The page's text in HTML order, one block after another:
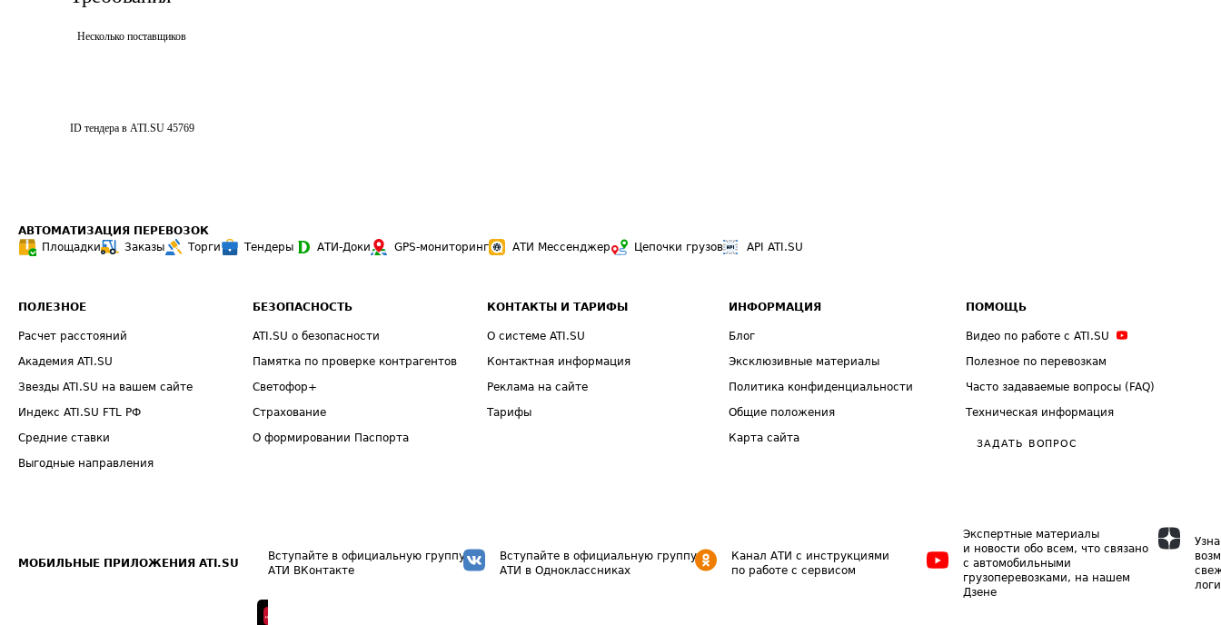
Несколько поставщиков
ID тендера в ATI.SU 45769
АВТОМАТИЗАЦИЯ ПЕРЕВОЗОК
Площадки
Заказы Торги Тендеры АТИ-Доки GPS-мониторинг АТИ Мессенджер Цепочки грузов API ATI.SU
ПОЛЕЗНОЕ
Расчет расстояний
Академия ATI.SU
Звезды ATI.SU на вашем сайте
Индекс ATI.SU FTL РФ
Средние ставки
Выгодные направления
БЕЗОПАСНОСТЬ
ATI.SU о безопасности
Памятка по проверке контрагентов
Светофор+
Страхование
О формировании Паспорта
КОНТАКТЫ И ТАРИФЫ
О системе ATI.SU
Контактная информация
Реклама на сайте
Тарифы
ИНФОРМАЦИЯ
Блог
Эксклюзивные материалы
Политика конфиденциальности
Общие положения
Карта сайта
ПОМОЩЬ
Видео по работе с ATI.SU
Полезное по перевозкам
Часто задаваемые вопросы (FAQ)
Техническая информация
ЗАДАТЬ ВОПРОС
МОБИЛЬНЫЕ ПРИЛОЖЕНИЯ ATI.SU
Вступайте в официальную группу
АТИ ВКонтакте
Вступайте в официальную группу
АТИ в Одноклассниках
Канал АТИ с инструкциями
по работе с сервисом
Экспертные материалы
и новости обо всем, что связано
с автомобильными
грузоперевозками, на нашем
Дзене